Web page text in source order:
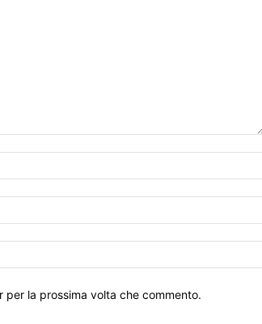
per la prossima volta che commento.